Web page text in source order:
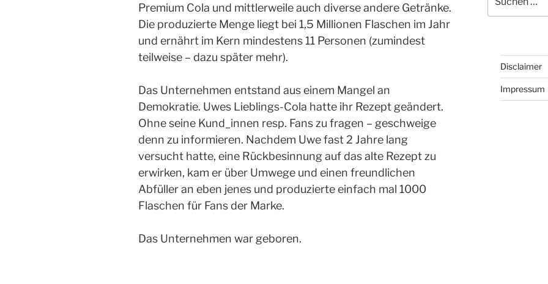
Premium Cola und mittlerweile auch diverse andere Getränke.
Die produzierte Menge liegt bei 1,5 Millionen Flaschen im Jahr
und ernährt im Kern mindestens 11 Personen (zumindest
teilweise – dazu später mehr).
Das Unternehmen entstand aus einem Mangel an
Demokratie. Uwes Lieblings-Cola hatte ihr Rezept geändert.
Ohne seine Kund_innen resp. Fans zu fragen – geschweige
denn zu informieren. Nachdem Uwe fast 2 Jahre lang
versucht hatte, eine Rückbesinnung auf das alte Rezept zu
erwirken, kam er über Umwege und einen freundlichen
Abfüller an eben jenes und produzierte einfach mal 1000
Flaschen für Fans der Marke.
Das Unternehmen war geboren.
nach:
Disclaimer
Impressum